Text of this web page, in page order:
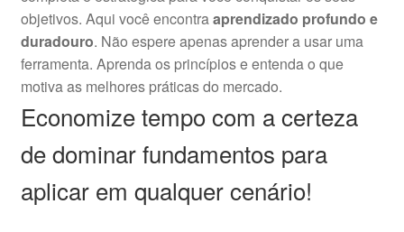
objetivos. Aqui você encontraaprendizado profundo e
duradouro. Não espere apenas aprender a usar uma
ferramenta. Aprenda os princípios e entenda o que
motiva as melhores práticas do mercado.
Economize tempo com a certeza
de dominar fundamentos para
aplicar em qualquer cenário!